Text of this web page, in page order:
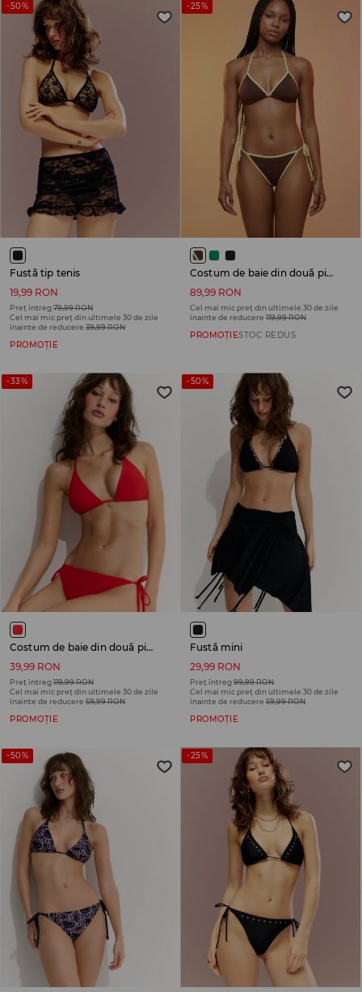
-50%
Fustă tip tenis
19,99 RON
Preț întreg79,99 RON
Cel mai mic preț din ultimele 30 de zile
înainte de reducere 39,99 RON
PROMOȚIE
-25%
Costum de baie din două piese
89,99 RON
Cel mai mic preț din ultimele 30 de zile
înainte de reducere 119,99 RON
PROMOȚIESTOC REDUS
-33%
Costum de baie din două piese
39,99 RON
Preț întreg119,99 RON
Cel mai mic preț din ultimele 30 de zile
înainte de reducere 59,99 RON
PROMOȚIE
-50%
Fustă mini
29,99 RON
Preț întreg99,99 RON
Cel mai mic preț din ultimele 30 de zile
înainte de reducere 59,99 RON
PROMOȚIE
-50% -25%